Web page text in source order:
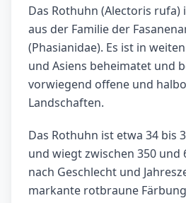
Das Rothuhn (Alectoris rufa)
aus der Familie der
(Phasianidae). Es ist in
und Asiens beheimatet und
vorwiegend offene und
Landschaften.
Das Rothuhn ist etwa 34 bis
und wiegt zwischen 350 und
nach Geschlecht und
markante rotbraune